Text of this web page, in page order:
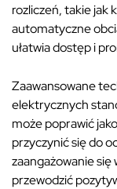
rozliczeń, takie jak
automatyczne
ułatwia dostęp i
Zaawansowane
elektrycznych
może poprawić
przyczynić się do
zaangażowanie
przewodzić